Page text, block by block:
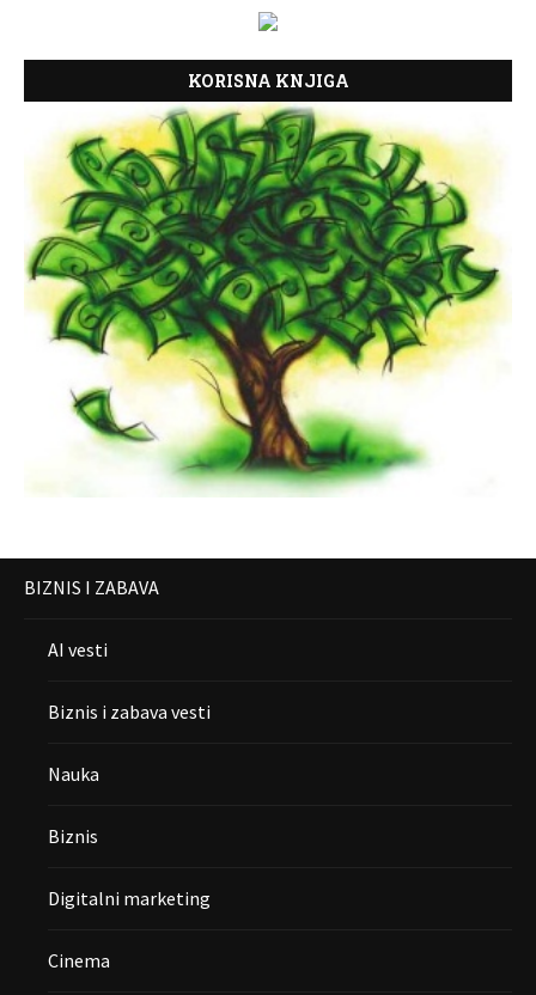
KORISNA KNJIGA
BIZNIS I ZABAVA
AI vesti
Biznis i zabava vesti
Nauka
Biznis
Digitalni marketing
Cinema